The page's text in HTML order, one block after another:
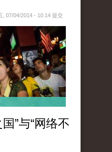
, 07/04/2014 - 10:14 提交
”与“网络不